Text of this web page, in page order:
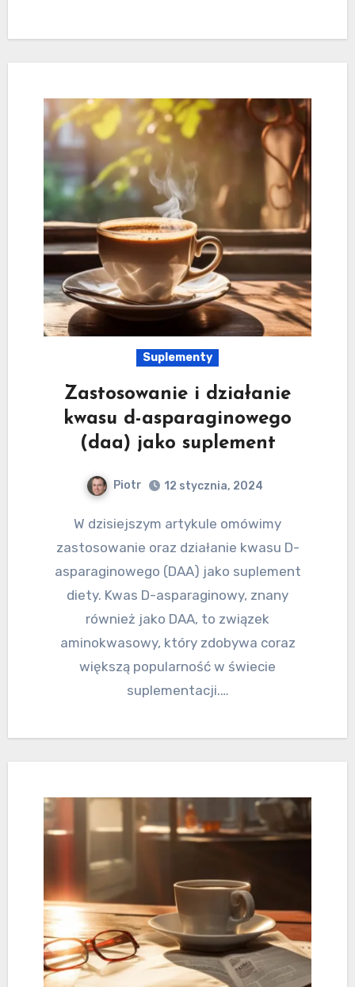
Suplementy
Zastosowanie i działanie
kwasu d-asparaginowego
(daa) jako suplement
Piotr 12 stycznia, 2024
W dzisiejszym artykule omówimy
zastosowanie oraz działanie kwasu D-
asparaginowego (DAA) jako suplement
diety. Kwas D-asparaginowy, znany
również jako DAA, to związek
aminokwasowy, który zdobywa coraz
większą popularność w świecie
suplementacji.…